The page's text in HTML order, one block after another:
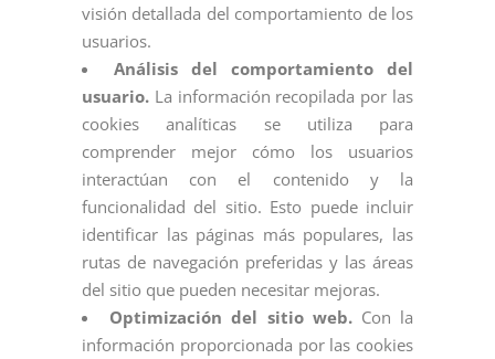
visión detallada del comportamiento de los
usuarios.
Análisis del comportamiento del
usuario. La información recopilada por las
cookies analíticas se utiliza para
comprender mejor cómo los usuarios
interactúan con el contenido y la
funcionalidad del sitio. Esto puede incluir
identificar las páginas más populares, las
rutas de navegación preferidas y las áreas
del sitio que pueden necesitar mejoras.
Optimización del sitio web.Con la
información proporcionada por las cookies